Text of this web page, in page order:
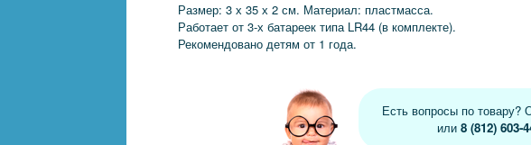
Размер: 3 х 35 х 2 см. Материал: пластмасса.
Работает от 3-х батареек типа LR44 (в комплекте).
Рекомендовано детям от 1 года.
Есть вопросы по товару?
или 8 (812) 603-